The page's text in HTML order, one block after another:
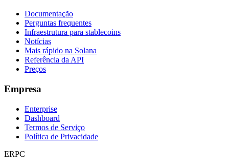
Documentação
Perguntas frequentes
Infraestrutura para stablecoins
Notícias
Mais rápido na Solana
Referência da API
Preços
Empresa
Enterprise
Dashboard
Termos de Serviço
Política de Privacidade
ERPC